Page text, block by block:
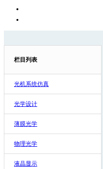
栏目列表
光机系统仿真
光学设计
薄膜光学
物理光学
液晶显示